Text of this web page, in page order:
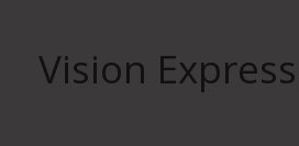
Vision